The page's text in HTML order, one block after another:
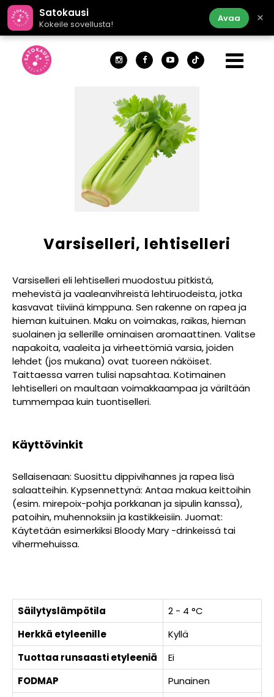
Satokausi
Kokeile sovellusta!
Avaa ×
Varsiselleri, lehtiselleri
Varsiselleri eli lehtiselleri muodostuu pitkistä,
mehevistä ja vaaleanvihreistä lehtiruodeista, jotka
kasvavat tiiviinä kimppuna. Sen rakenne on rapea ja
hieman kuituinen. Maku on voimakas, raikas, hieman
suolainen ja sellerille ominaisen aromaattinen. Valitse
napakoita, vaaleita ja virheettömiä varsia, joiden
lehdet (jos mukana) ovat tuoreen näköiset.
Taittaessa varren tulisi napsahtaa. Kotimainen
lehtiselleri on maultaan voimakkaampaa ja väriltään
tummempaa kuin tuontiselleri.
Käyttövinkit
Sellaisenaan: Suosittu dippivihannes ja rapea lisä
salaatteihin. Kypsennettynä: Antaa makua keittoihin
(esim. mirepoix-pohja porkkanan ja sipulin kanssa),
patoihin, muhennoksiin ja kastikkeisiin. Juomat:
Käytetään esimerkiksi Bloody Mary -drinkeissä tai
vihermehuissa.
Säilytyslämpötila
2 - 4 °C
Herkkä etyleenille
Kyllä
Tuottaa runsaasti etyleeniä
Ei
FODMAP
Punainen